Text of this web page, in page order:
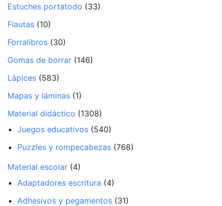
Estuches portatodo (33)
Flautas (10)
Forralibros (30)
Gomas de borrar (146)
Lápices (583)
Mapas y láminas (1)
Material didáctico (1308)
Juegos educativos (540)
Puzzles y rompecabezas (768)
Material escolar (4)
Adaptadores escritura (4)
Adhesivos y pegamentos (31)